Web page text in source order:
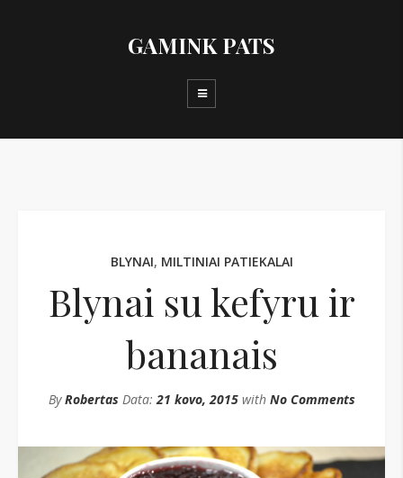
GAMINK PATS
BLYNAI, MILTINIAI PATIEKALAI
Blynai su kefyru ir
bananais
ByRobertas Data:21 kovo, 2015with No Comments